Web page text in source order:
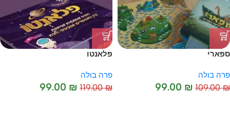
ספארי
פרה בולה
109.00₪
99.00 ₪
פלאנטו
פרה בולה
119.00₪
99.00 ₪